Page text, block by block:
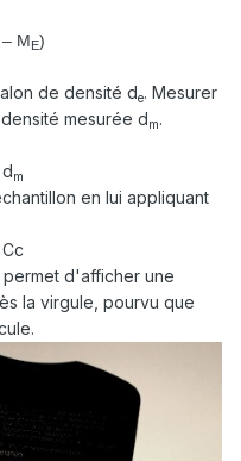
ME)
de densité de. Mesurer
mesurée dm.
m
en lui appliquant
d'afficher une
la virgule, pourvu que